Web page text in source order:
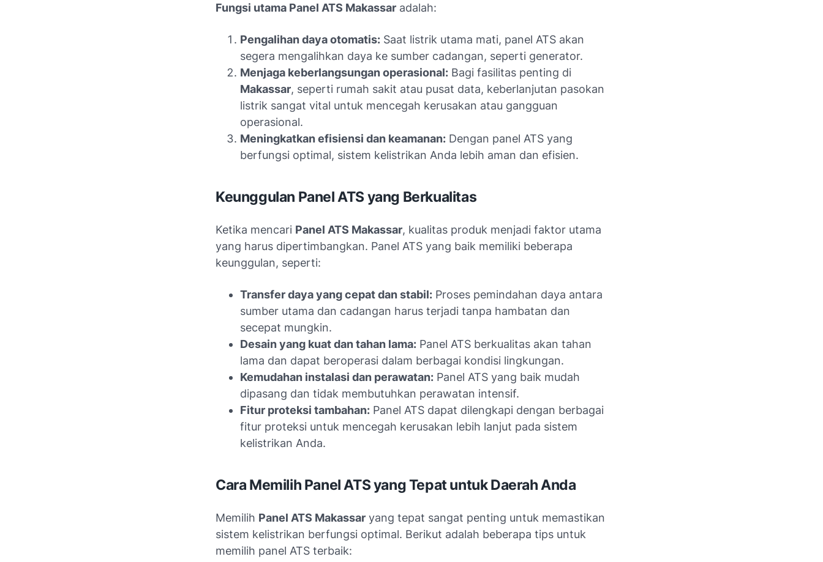
Fungsi utama Panel ATS Makassar adalah:
Pengalihan daya otomatis: Saat listrik utama mati, panel ATS akan
segera mengalihkan daya ke sumber cadangan, seperti generator.
Menjaga keberlangsungan operasional: Bagi fasilitas penting di
Makassar, seperti rumah sakit atau pusat data, keberlanjutan pasokan
listrik sangat vital untuk mencegah kerusakan atau gangguan
operasional.
Meningkatkan efisiensi dan keamanan: Dengan panel ATS yang
berfungsi optimal, sistem kelistrikan Anda lebih aman dan efisien.
Keunggulan Panel ATS yang Berkualitas
Ketika mencari Panel ATS Makassar, kualitas produk menjadi faktor utama
yang harus dipertimbangkan. Panel ATS yang baik memiliki beberapa
keunggulan, seperti:
Transfer daya yang cepat dan stabil: Proses pemindahan daya antara
sumber utama dan cadangan harus terjadi tanpa hambatan dan
secepat mungkin.
Desain yang kuat dan tahan lama: Panel ATS berkualitas akan tahan
lama dan dapat beroperasi dalam berbagai kondisi lingkungan.
Kemudahan instalasi dan perawatan: Panel ATS yang baik mudah
dipasang dan tidak membutuhkan perawatan intensif.
Fitur proteksi tambahan: Panel ATS dapat dilengkapi dengan berbagai
fitur proteksi untuk mencegah kerusakan lebih lanjut pada sistem
kelistrikan Anda.
Cara Memilih Panel ATS yang Tepat untuk Daerah Anda
Memilih Panel ATS Makassar yang tepat sangat penting untuk memastikan
sistem kelistrikan berfungsi optimal. Berikut adalah beberapa tips untuk
memilih panel ATS terbaik: